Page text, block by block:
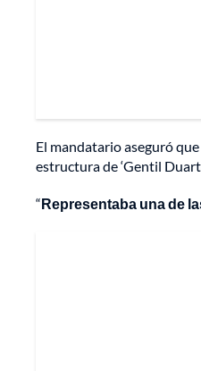
El mandatario aseguró
estructura de ‘Gentil
“Representaba una de